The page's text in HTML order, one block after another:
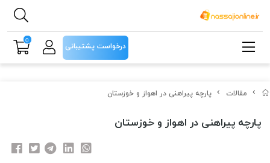
مقالات پارچه پیراهنی در اهواز و خوزستان
پارچه پیراهنی در اهواز و خوزستان
درخواست پشتیبانی
0